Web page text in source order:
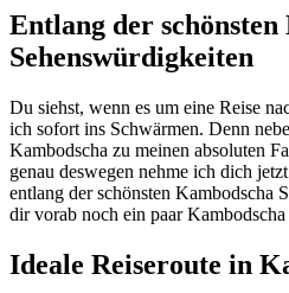
Entlang der schönsten
Sehenswürdigkeiten
Du siehst, wenn es um eine Reise
ich sofort ins Schwärmen. Denn
Kambodscha zu meinen absoluten
genau deswegen nehme ich dich
entlang der schönsten Kambodscha
dir vorab noch ein paar
Ideale Reiseroute in